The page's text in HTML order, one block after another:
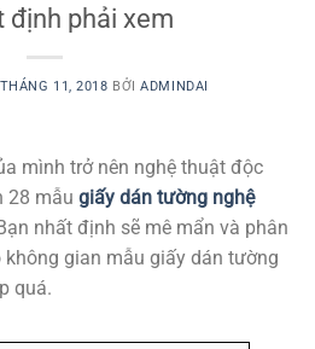
định phải xem
11, 2018 BỞIADMINDAI
mình trở nên nghệ thuật độc
28 mẫu giấy dán tường nghệ
nhất định sẽ mê mẩn và phân
gian mẫu giấy dán tường
quá.